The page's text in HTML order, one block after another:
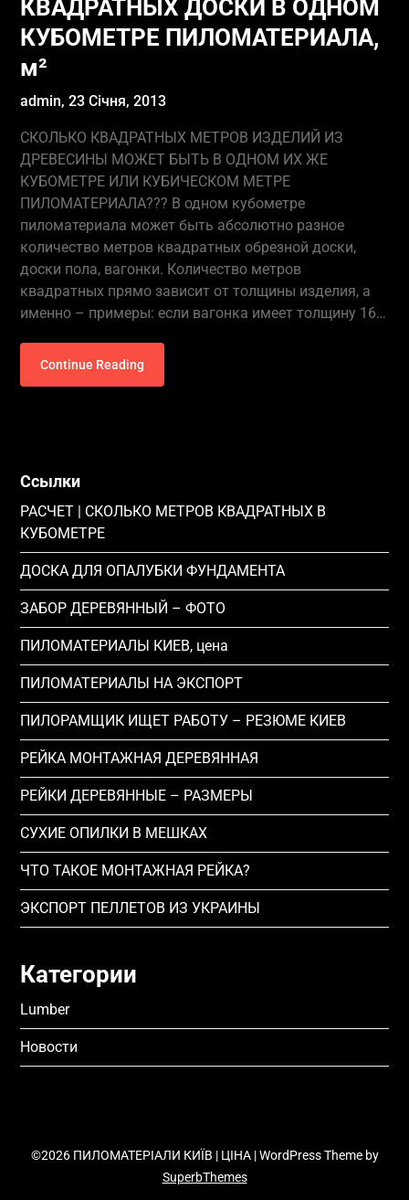
КВАДРАТНЫХ ДОСКИ В ОДНОМ
КУБОМЕТРЕ ПИЛОМАТЕРИАЛА,
м²
admin,23 Січня, 2013
СКОЛЬКО КВАДРАТНЫХ МЕТРОВ ИЗДЕЛИЙ ИЗ
ДРЕВЕСИНЫ МОЖЕТ БЫТЬ В ОДНОМ ИХ ЖЕ
КУБОМЕТРЕ ИЛИ КУБИЧЕСКОМ МЕТРЕ
ПИЛОМАТЕРИАЛА??? В одном кубометре
пиломатериала может быть абсолютно разное
количество метров квадратных обрезной доски,
доски пола, вагонки. Количество метров
квадратных прямо зависит от толщины изделия, а
именно – примеры: если вагонка имеет толщину 16…
Continue Reading
Ссылки
РАСЧЕТ | СКОЛЬКО МЕТРОВ КВАДРАТНЫХ В
КУБОМЕТРЕ
ДОСКА ДЛЯ ОПАЛУБКИ ФУНДАМЕНТА
ЗАБОР ДЕРЕВЯННЫЙ – ФОТО
ПИЛОМАТЕРИАЛЫ КИЕВ, цена
ПИЛОМАТЕРИАЛЫ НА ЭКСПОРТ
ПИЛОРАМЩИК ИЩЕТ РАБОТУ – РЕЗЮМЕ КИЕВ
РЕЙКА МОНТАЖНАЯ ДЕРЕВЯННАЯ
РЕЙКИ ДЕРЕВЯННЫЕ – РАЗМЕРЫ
СУХИЕ ОПИЛКИ В МЕШКАХ
ЧТО ТАКОЕ МОНТАЖНАЯ РЕЙКА?
ЭКСПОРТ ПЕЛЛЕТОВ ИЗ УКРАИНЫ
Категории
Lumber
Новости
©2026 ПИЛОМАТЕРІАЛИ КИЇВ | ЦІНА | WordPress Theme by
SuperbThemes